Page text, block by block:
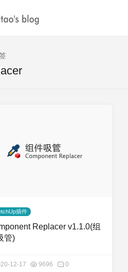
插件
Replacer v1.1.0(组
管)
12-17 9696 0